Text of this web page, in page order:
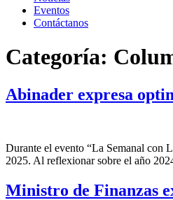
Eventos
Contáctanos
Categoría:
Abinader expresa
Durante el evento “La Semanal con
2025. Al reflexionar sobre el año
Ministro de Finanzas